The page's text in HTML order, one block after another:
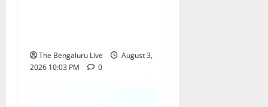
The Bengaluru Live
August 3,
2026 10:03 PM
0